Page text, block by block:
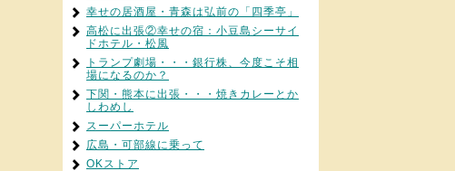
幸せの居酒屋・青森は弘前の「四季亭」
高松に出張②幸せの宿：小豆島シーサイ
ドホテル・松風
トランプ劇場・・・銀行株、今度こそ相
場になるのか？
下関・熊本に出張・・・焼きカレーとか
しわめし
スーパーホテル
広島・可部線に乗って
OKストア